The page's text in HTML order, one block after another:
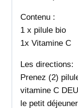
Contenu :
1 x pilule bio
1x Vitamine C
Les directions:
Prenez (2)
vitamine C
le petit